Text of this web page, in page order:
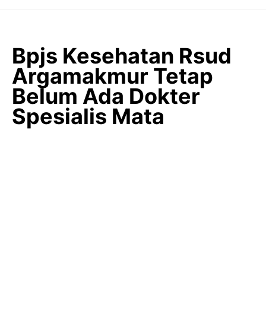
Bpjs Kesehatan Rsud
Argamakmur Tetap
Belum Ada Dokter
Spesialis Mata